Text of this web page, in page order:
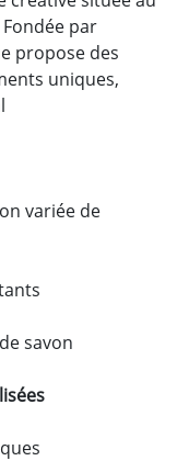
par
propose des
uniques,
variée de
savon